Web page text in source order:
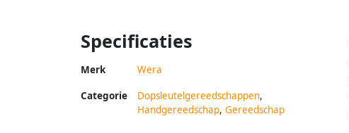
Specificaties
Merk Wera
Categorie Dopsleutelgereedschappen,
Handgereedschap, Gereedschap